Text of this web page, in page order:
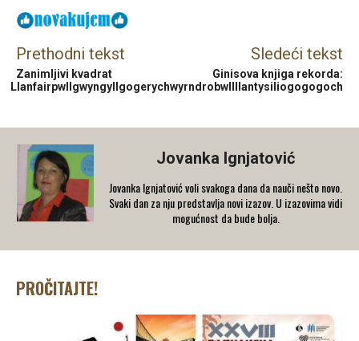
Prethodni tekst
Zanimljivi kvadrat
Sledeći tekst
Ginisova knjiga rekorda:
Llanfairpwllgwyngyllgogerychwyrndrobwllllantysiliogogogoch
Jovanka Ignjatović
Jovanka Ignjatović voli svakoga dana da nauči nešto novo.
Svaki dan za nju predstavlja novi izazov. U izazovima vidi
mogućnost da bude bolja.
PROČITAJTE!